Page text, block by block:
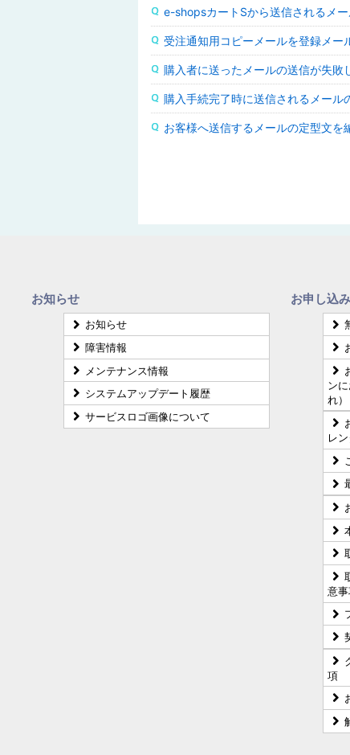
e-shopsカートSから送信されるメ
受注通知用コピーメールを登録メー
購入者に送ったメールの送信が失敗
購入手続完了時に送信されるメール
お客様へ送信するメールの定型文を
お知らせ
お知らせ
障害情報
メンテナンス情報
システムアップデート履歴
サービスロゴ画像について
お申し込み
ン
れ）
レ
意
項